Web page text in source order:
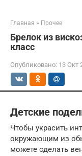
Главная » Прочее
Брелок из
класс
Опубликовано: 13 Окт
Детские
Чтобы украсить
окружающим из
можете сделать